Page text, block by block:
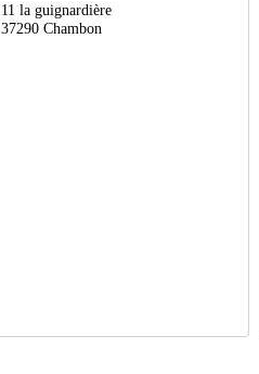
11 la guignardière
37290 Chambon